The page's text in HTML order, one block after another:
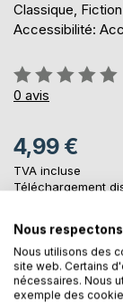
Classique,
Accessibilité:
Évaluation:
0%
0 avis
4,99 €
TVA incluse
Téléchargement
Nous
Nous utilisons des
site web. Certains
nécessaires. Nous
exemple des